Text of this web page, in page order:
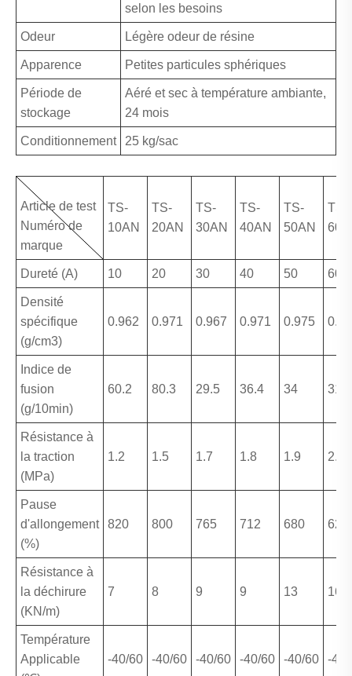
selon les besoins
Odeur Légère odeur de résine
Apparence Petites particules sphériques
Période de
stockage
Aéré et sec à température ambiante,
24 mois
Conditionnement 25 kg/sac
Article de test
Numéro de
marque
TS-
10AN
TS-
20AN
TS-
30AN
TS-
40AN
TS-
50AN
TS-
Dureté (A) 10 20 30 40 50 60
Densité
spécifique
(g/cm3)
0.962 0.971 0.967 0.971 0.975
Indice de
fusion
(g/10min)
60.2 80.3 29.5 36.4 34 31
Résistance à
la traction
(MPa)
1.2 1.5 1.7 1.8 1.9 2.0
Pause
d'allongement
(%)
820 800 765 712 680 620
Résistance à
la déchirure
(KN/m)
7 8 9 9 13 16
Température
Applicable
-40/60 -40/60 -40/60 -40/60 -40/60 -40/